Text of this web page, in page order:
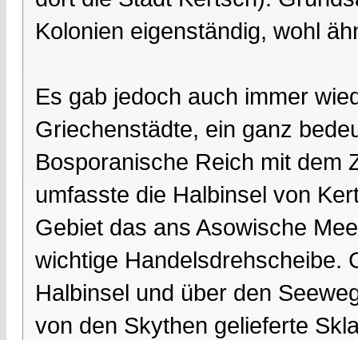
Kolonien eigenständig, wohl
Es gab jedoch auch immer
Griechenstädte, ein ganz
Bosporanische Reich mit dem
umfasste die Halbinsel von
Gebiet das ans Asowische
wichtige Handelsdrehscheibe.
Halbinsel und über den
von den Skythen gelieferte